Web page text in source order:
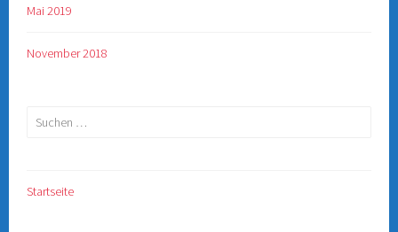
Mai 2019
November 2018
Suchen
Startseite